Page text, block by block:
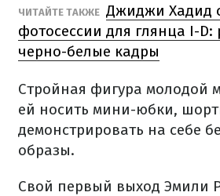
ЧИТАЙТЕ ТАКЖЕ Джиджи Хадид
фотосессии для глянца I-
черно-белые кадры
Стройная фигура молодой
ей носить мини-юбки,
демонстрировать на себе
образы.
Свой первый выход Эмили